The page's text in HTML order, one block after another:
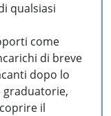
qualsiasi
come
di breve
dopo lo
il